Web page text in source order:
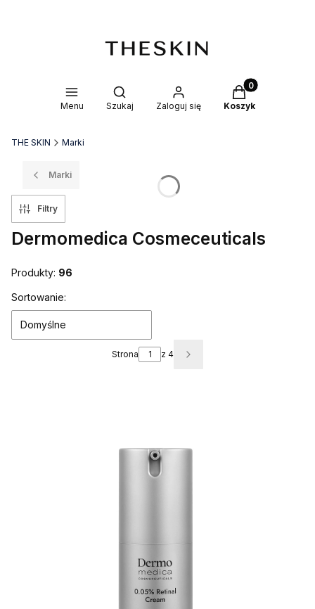
Menu
Otwórz wyszukiwarkę
Szukaj Zaloguj się
Produkty w
Koszyk
THE SKIN Marki
Marki
Filtry
Dermomedica Cosmeceuticals
Produkty: 96
Lista produktów
Sortowanie:
Domyślne
Strona z 4 Następne produkty